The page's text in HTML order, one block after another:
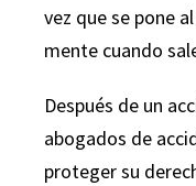
vez que se pone
mente cuando
Después de un
abogados de
proteger su